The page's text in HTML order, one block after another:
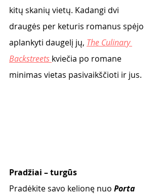
kitų skanių vietų. Kadangi dvi
draugės per keturis romanus spėjo
aplankyti daugelį jų, The Culinary
Backstreets kviečia po romane
minimas vietas pasivaikščioti ir jus.
Pradžiai – turgūs
Pradėkite savo kelionę nuo Porta